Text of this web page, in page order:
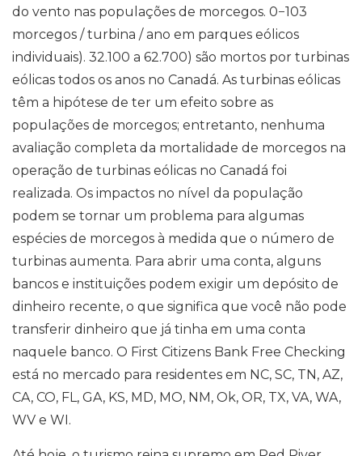
do vento nas populações de morcegos. 0−103
morcegos / turbina / ano em parques eólicos
individuais). 32.100 a 62.700) são mortos por turbinas
eólicas todos os anos no Canadá. As turbinas eólicas
têm a hipótese de ter um efeito sobre as
populações de morcegos; entretanto, nenhuma
avaliação completa da mortalidade de morcegos na
operação de turbinas eólicas no Canadá foi
realizada. Os impactos no nível da população
podem se tornar um problema para algumas
espécies de morcegos à medida que o número de
turbinas aumenta. Para abrir uma conta, alguns
bancos e instituições podem exigir um depósito de
dinheiro recente, o que significa que você não pode
transferir dinheiro que já tinha em uma conta
naquele banco. O First Citizens Bank Free Checking
está no mercado para residentes em NC, SC, TN, AZ,
CA, CO, FL, GA, KS, MD, MO, NM, Ok, OR, TX, VA, WA,
WV e WI.